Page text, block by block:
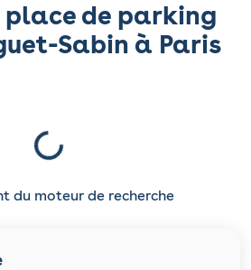
place de parking
Sabin à Paris
du moteur de recherche